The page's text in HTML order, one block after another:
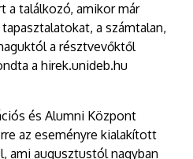
a találkozó, amikor már
a számtalan,
a résztvevőktől
a hirek.unideb.hu
és Alumni Központ
az eseményre kialakított
ami augusztustól nagyban